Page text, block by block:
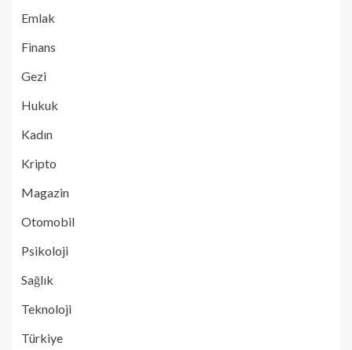
Emlak
Finans
Gezi
Hukuk
Kadın
Kripto
Magazin
Otomobil
Psikoloji
Sağlık
Teknoloji
Türkiye